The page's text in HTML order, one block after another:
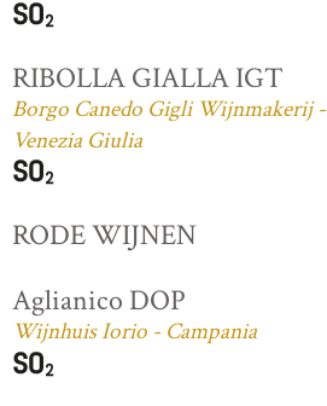
RIBOLLA GIALLA IGT
Borgo Canedo Gigli Wijnmakerij -
Venezia Giulia
RODE WIJNEN
Aglianico DOP
Wijnhuis Iorio - Campania